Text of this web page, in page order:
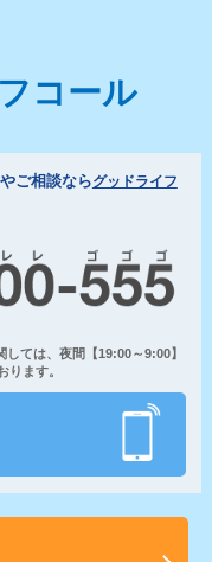
コール
ご相談ならグッドライフ
ては、夜間【19:00～9:00】
ります。